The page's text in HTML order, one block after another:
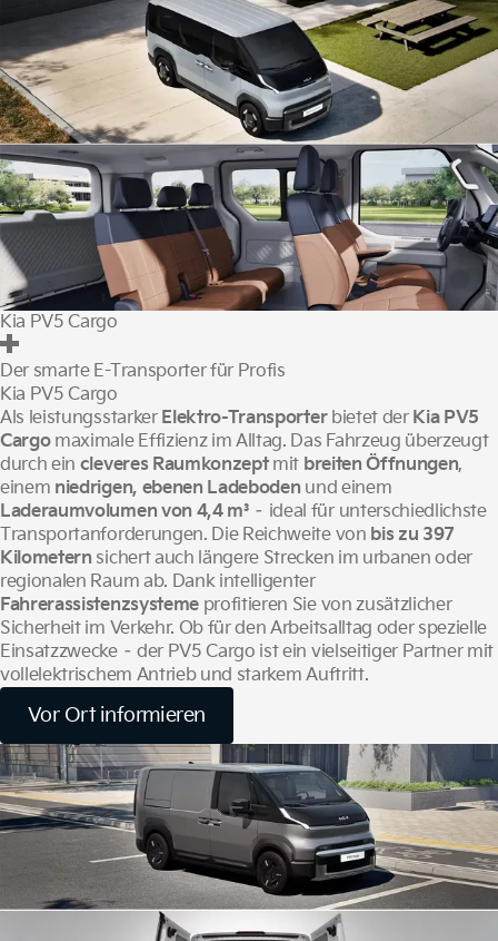
Kia PV5 Cargo
Der smarte E-Transporter für Profis
Kia PV5 Cargo
Als leistungsstarker Elektro-Transporterbietet der Kia PV5
Cargomaximale Effizienz im Alltag. Das Fahrzeug überzeugt
durch ein cleveres Raumkonzeptmit breiten Öffnungen,
einem niedrigen, ebenen Ladeboden und einem
Laderaumvolumen von 4,4 m³ – ideal für unterschiedlichste
Transportanforderungen. Die Reichweite von bis zu 397
Kilometern sichert auch längere Strecken im urbanen oder
regionalen Raum ab. Dank intelligenter
Fahrerassistenzsystemeprofitieren Sie von zusätzlicher
Sicherheit im Verkehr. Ob für den Arbeitsalltag oder spezielle
Einsatzzwecke – der PV5 Cargo ist ein vielseitiger Partner mit
vollelektrischem Antrieb und starkem Auftritt.
Vor Ort informieren